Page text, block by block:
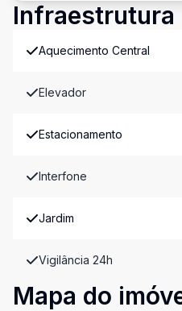
Infraestrutura
Aquecimento Central
Elevador
Estacionamento
Interfone
Jardim
Vigilância 24h
Mapa do